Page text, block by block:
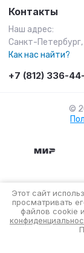
Контакты
Наш адрес:
Санкт-
Как нас найти?
+7 (812) 336-
©
Этот сайт
просматривать
файлов cookie